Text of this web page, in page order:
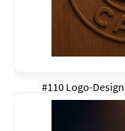
#110 Logo-